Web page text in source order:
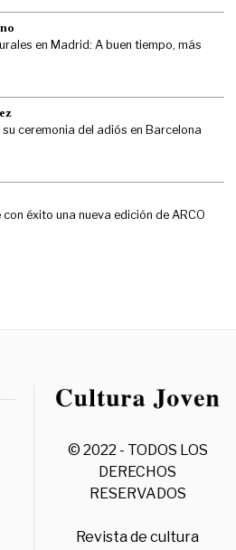
en Madrid: A buen tiempo, más
ceremonia del adiós en Barcelona
éxito una nueva edición de ARCO
© 2022 - TODOS LOS
DERECHOS
RESERVADOS
Revista de cultura